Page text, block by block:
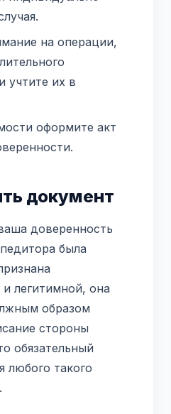
на операции,
учтите их в
оформите акт
документ
доверенность
была
легитимной, она
образом
стороны
обязательный
любого такого